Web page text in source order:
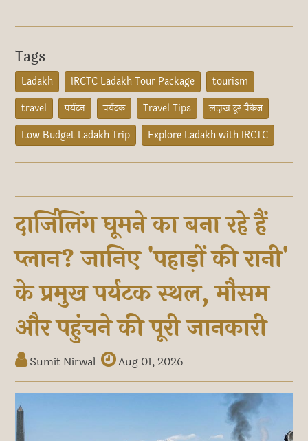
Tags
Ladakh IRCTC Ladakh Tour Package
tourism
travel
पर्यटन पर्यटक Travel Tips
लद्दाख टूर पैकेज
Low Budget Ladakh Trip
Explore Ladakh with IRCTC
दार्जिलिंग घूमने का बना रहे हैं
प्लान? जानिए 'पहाड़ों की रानी'
के प्रमुख पर्यटक स्थल, मौसम
और पहुंचने की पूरी जानकारी
Sumit Nirwal Aug 01, 2026